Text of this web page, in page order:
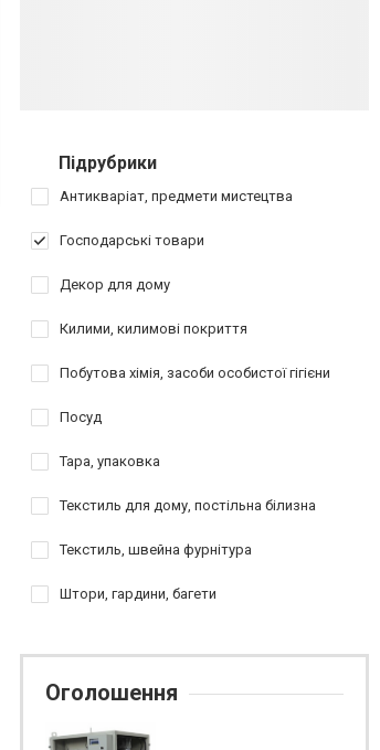
Підрубрики
Антикваріат, предмети мистецтва
Господарські товари
Декор для дому
Килими, килимові покриття
Побутова хімія, засоби особистої гігієни
Посуд
Тара, упаковка
Текстиль для дому, постільна білизна
Текстиль, швейна фурнітура
Штори, гардини, багети
Оголошення